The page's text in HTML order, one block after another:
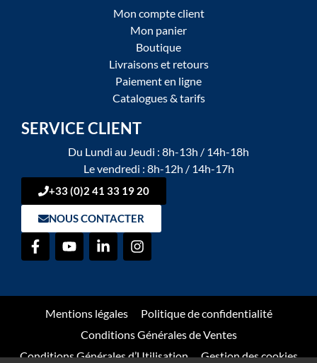
Mon compte client
Mon panier
Boutique
Livraisons et retours
Paiement en ligne
Catalogues & tarifs
SERVICE CLIENT
Du Lundi au Jeudi : 8h-13h / 14h-18h
Le vendredi : 8h-12h / 14h-17h
+33 (0)2 41 33 19 20
NOUS CONTACTER
Mentions légales
Politique de confidentialité
Conditions Générales de Ventes
Conditions Générales d’Utilisation
Gestion des cookies